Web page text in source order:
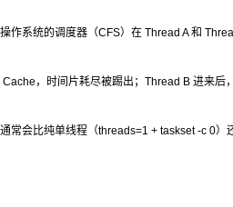
作系统的调度器（CFS）在 Thread A 和
，时间片耗尽被踢出；Thread B 进来后
常会比纯单线程（threads=1 + taskset -c 0）